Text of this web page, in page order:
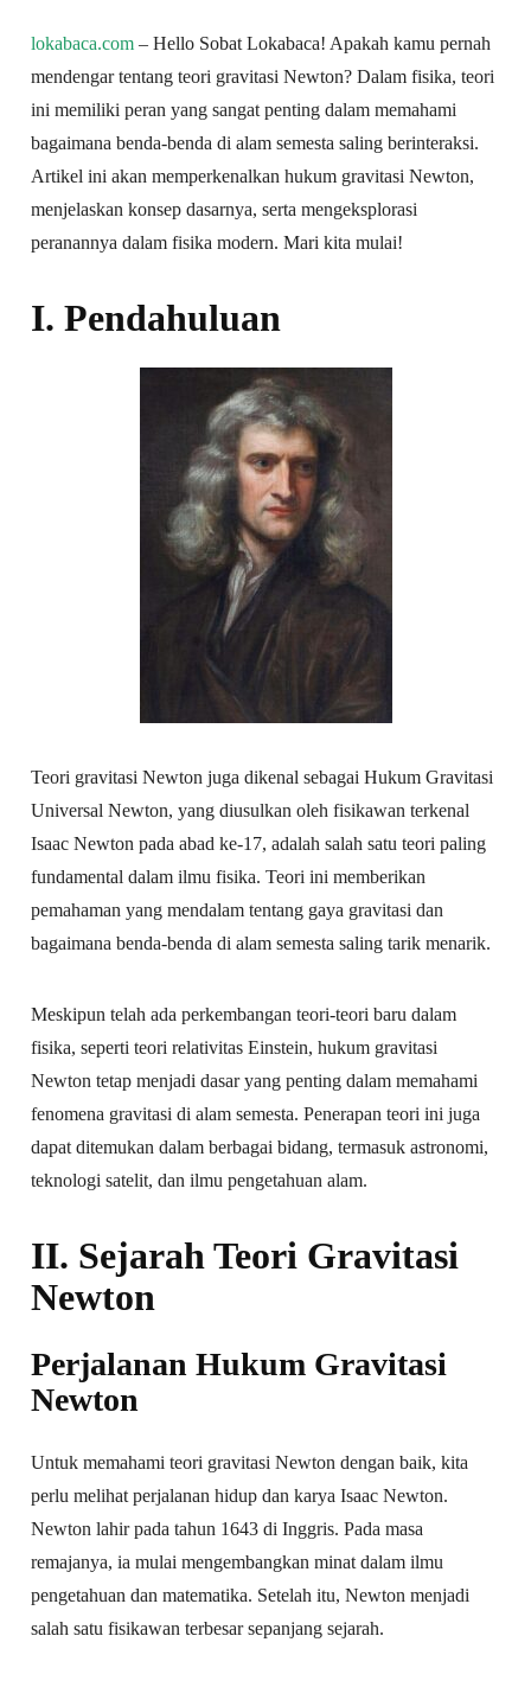
lokabaca.com – Hello Sobat Lokabaca! Apakah kamu pernah
mendengar tentang teori gravitasi Newton? Dalam fisika, teori
ini memiliki peran yang sangat penting dalam memahami
bagaimana benda-benda di alam semesta saling berinteraksi.
Artikel ini akan memperkenalkan hukum gravitasi Newton,
menjelaskan konsep dasarnya, serta mengeksplorasi
peranannya dalam fisika modern. Mari kita mulai!
I. Pendahuluan
Teori gravitasi Newton juga dikenal sebagai Hukum Gravitasi
Universal Newton, yang diusulkan oleh fisikawan terkenal
Isaac Newton pada abad ke-17, adalah salah satu teori paling
fundamental dalam ilmu fisika. Teori ini memberikan
pemahaman yang mendalam tentang gaya gravitasi dan
bagaimana benda-benda di alam semesta saling tarik menarik.
Meskipun telah ada perkembangan teori-teori baru dalam
fisika, seperti teori relativitas Einstein, hukum gravitasi
Newton tetap menjadi dasar yang penting dalam memahami
fenomena gravitasi di alam semesta. Penerapan teori ini juga
dapat ditemukan dalam berbagai bidang, termasuk astronomi,
teknologi satelit, dan ilmu pengetahuan alam.
II. Sejarah Teori Gravitasi
Newton
Perjalanan Hukum Gravitasi
Newton
Untuk memahami teori gravitasi Newton dengan baik, kita
perlu melihat perjalanan hidup dan karya Isaac Newton.
Newton lahir pada tahun 1643 di Inggris. Pada masa
remajanya, ia mulai mengembangkan minat dalam ilmu
pengetahuan dan matematika. Setelah itu, Newton menjadi
salah satu fisikawan terbesar sepanjang sejarah.